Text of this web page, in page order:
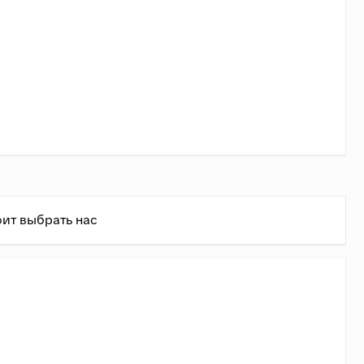
выбрать нас